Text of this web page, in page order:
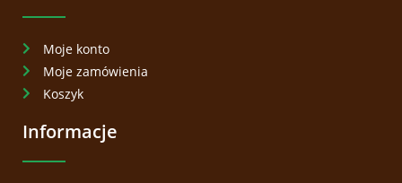
Moje konto
Moje zamówienia
Koszyk
Informacje